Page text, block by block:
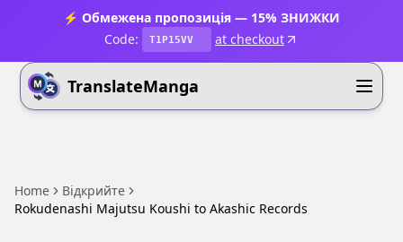
⚡ Обмежена пропозиція — 15% ЗНИЖКИ
Code:
T1P15VV at checkout
TranslateManga
Home
Відкрийте
Rokudenashi Majutsu Koushi to Akashic Records